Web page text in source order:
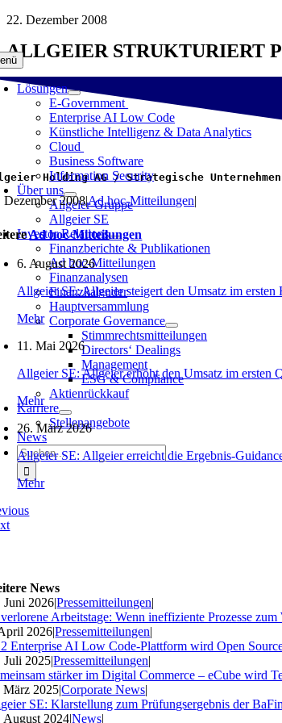
Zum
springen
Lösungen
E-Government
Enterprise AI Low Code
Künstliche Intelligenz & Data Analytics
Cloud
Business Software
Information Security
Über uns
Allgeier-Gruppe
Allgeier SE
Investor Relations
Finanzberichte & Publikationen
Ad hoc-Mitteilungen
Finanzanalysen
Finanzkalender
Hauptversammlung
Corporate Governance
Stimmrechtsmitteilungen
Directors‘ Dealings
Management
ESG & Compliance
Aktienrückkauf
Karriere
Stellenangebote
News
Suche
nach:
22. Dezember 2008
ALLGEIER STRUKTURIERT
Holding AG / Strategische
Dezember 2008|Ad hoc-Mitteilungen|
Ad hoc-Mitteilungen
6. August 2026
Allgeier SE: Allgeier steigert den Umsatz im
Mehr
11. Mai 2026
Allgeier SE: Allgeier erhöht den Umsatz im ersten
Mehr
26. März 2026
Allgeier SE: Allgeier erreicht die Ergebnis-
Mehr
News
Juni 2026|Pressemitteilungen|
Arbeitstage: Wenn ineffiziente Prozesse zum
2026|Pressemitteilungen|
Enterprise AI Low Code-Plattform wird Open
Juli 2025|Pressemitteilungen|
stärker im Digital Commerce – eCube wird
März 2025|Corporate News|
SE: Klarstellung zum Prüfungsergebnis der BaFin
August 2024|News|